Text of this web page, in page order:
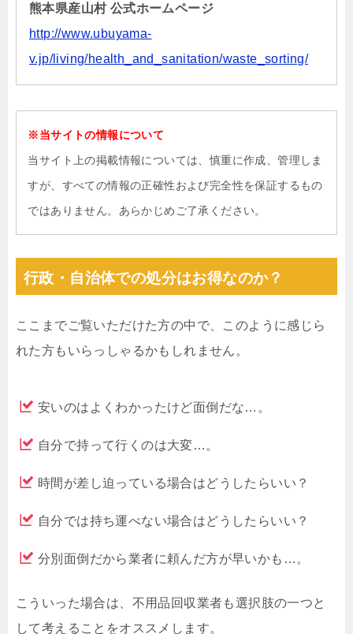
熊本県産山村 公式ホームページ
http://www.ubuyama-
v.jp/living/health_and_sanitation/waste_sorting/
※当サイトの情報について
当サイト上の掲載情報については、慎重に作成、管理しま
すが、すべての情報の正確性および完全性を保証するもの
ではありません。あらかじめご了承ください。
行政・自治体での処分はお得なのか？
ここまでご覧いただけた方の中で、このように感じら
れた方もいらっしゃるかもしれません。
安いのはよくわかったけど面倒だな…。
自分で持って行くのは大変…。
時間が差し迫っている場合はどうしたらいい？
自分では持ち運べない場合はどうしたらいい？
分別面倒だから業者に頼んだ方が早いかも…。
こういった場合は、不用品回収業者も選択肢の一つと
して考えることをオススメします。